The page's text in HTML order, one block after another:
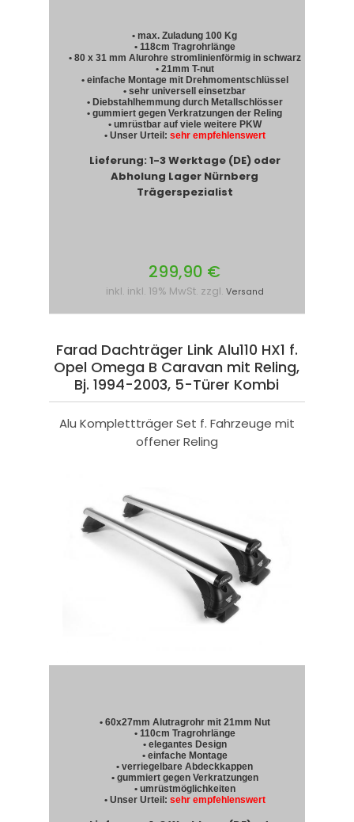
• max. Zuladung 100 Kg
• 118cm Tragrohrlänge
• 80 x 31 mm Alurohre stromlinienförmig in schwarz
• 21mm T-nut
• einfache Montage mit Drehmomentschlüssel
• sehr universell einsetzbar
• Diebstahlhemmung durch Metallschlösser
• gummiert gegen Verkratzungen der Reling
• umrüstbar auf viele weitere PKW
• Unser Urteil: sehr empfehlenswert
Lieferung: 1-3 Werktage (DE) oder
Abholung Lager Nürnberg
Trägerspezialist
299,90 €
inkl. inkl. 19% MwSt. zzgl. Versand
Farad Dachträger Link Alu110 HX1 f.
Opel Omega B Caravan mit Reling,
Bj. 1994-2003, 5-Türer Kombi
Alu Komplettträger Set f. Fahrzeuge mit
offener Reling
• 60x27mm Alutragrohr mit 21mm Nut
• 110cm Tragrohrlänge
• elegantes Design
• einfache Montage
• verriegelbare Abdeckkappen
• gummiert gegen Verkratzungen
• umrüstmöglichkeiten
• Unser Urteil: sehr empfehlenswert